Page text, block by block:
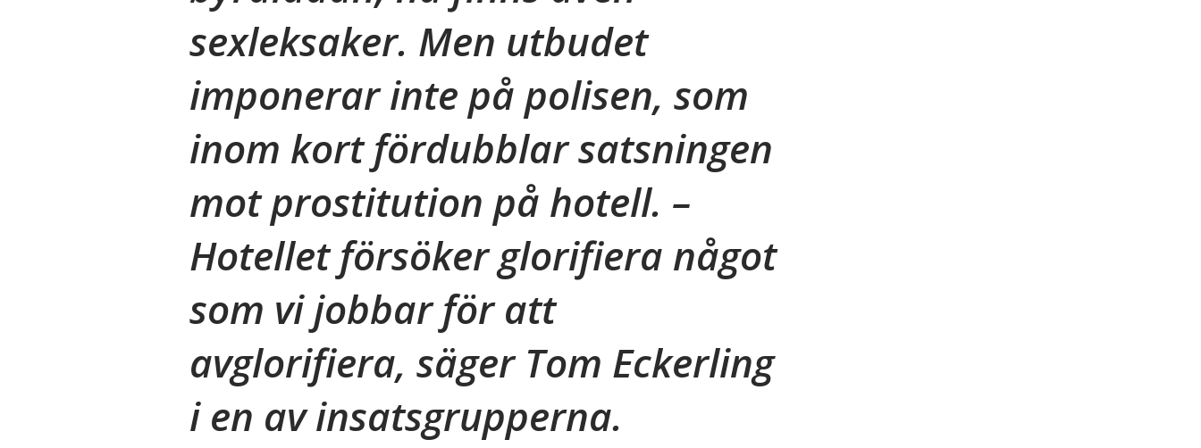
sexleksaker. Men utbudet
imponerar inte på polisen, som
inom kort fördubblar satsningen
mot prostitution på hotell. –
Hotellet försöker glorifiera något
som vi jobbar för att
avglorifiera, säger Tom Eckerling
i en av insatsgrupperna.